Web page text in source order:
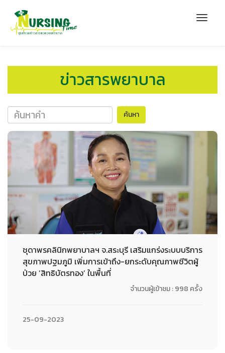
ข่าวสารพยาบาล
ค้นหา
ชุดาพรคลินิกพยาบาลฯ จ.สระบุรี เสริมแกร่งระบบบริการ
สุขภาพปฐมภูมิ เพิ่มการเข้าถึง-ยกระดับคุณภาพชีวิตผู้
ป่วย ‘สิทธิบัตรทอง’ ในพื้นที่
จำนวนผู้เข้าชม : 998 ครั้ง
25-09-2023